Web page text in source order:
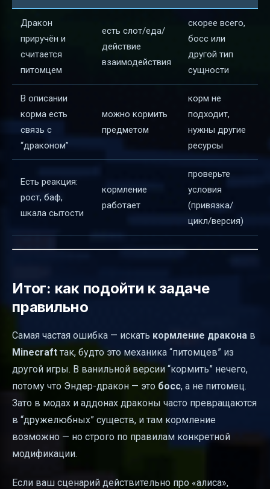
Дракон
приручён и
считается
питомцем
есть слот/еда/
действие
взаимодействия
скорее всего,
босс или
другой тип
сущности
В описании
корма есть
связь с
“драконом”
можно кормить
предметом
корм не
подходит,
нужны другие
ресурсы
Есть реакция:
рост, баф,
шкала сытости
кормление
работает
проверьте
условия
(привязка/
цикл/версия)
Итог: как подойти к задаче
правильно
Самая частая ошибка — искать кормление дракона в
Minecraft так, будто это механика “питомцев” из
другой игры. В ванильной версии “кормить” нечего,
потому что Эндер-дракон — это босс, а не питомец.
Зато в модах и аддонах драконы часто превращаются
в “дружелюбных” существ, и там кормление
возможно — но строго по правилам конкретной
модификации.
Если ваш сценарий действительно про «алиса»,